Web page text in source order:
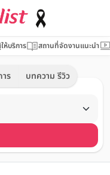
ห้บริการ สถานที่จัดงานแนะนำ
ร บทความ รีวิว